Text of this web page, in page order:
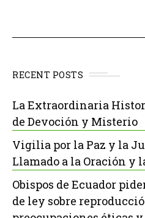
RECENT POSTS
La Extraordinaria
de Devoción y Misterio
Vigilia por la Paz y la
Llamado a la Oración y
Obispos de Ecuador
de ley sobre